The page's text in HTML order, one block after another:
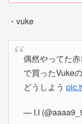
・vuke
偶然やってた
で買ったVuke
どうしよう
— I.I